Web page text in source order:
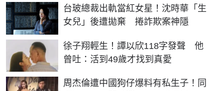
台玻總裁出軌當紅女星！沈時華「生
女兒」後遭拋棄 捲詐欺案神隱
徐子翔輕生！譚以欣118字發聲 他
曾吐：活到49歲才找到真愛
周杰倫遭中國狗仔爆料有私生子！同